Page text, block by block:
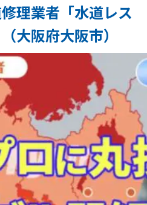
理業者「水道レス
大阪府大阪市）